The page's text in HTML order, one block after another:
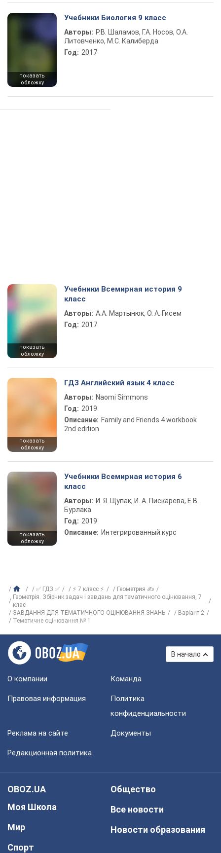
показать
обложку
Учебники Биология 9 класс
Авторы: Р.В. Шаламов, Г.А. Носов, О.А.
Литовченко, М.С. Калиберда
Год: 2017
показать
обложку
Учебники Всемирная история 9
класс
Авторы: А.А. Мартынюк, О. А. Гисем
Год: 2017
показать
обложку
ГДЗ Английский язык 4 класс
Авторы: Naomi Simmons
Год: 2019
Описание: Family and Friends 4 workbook
2nd edition
показать
обложку
Учебники Всемирная история 6
класс
Авторы: И. Я. Щупак, И. А. Пискарева, Е.В.
Бурлака
Год: 2019
Описание: Интегрированный курс
✅ ГДЗ ✅ ⚡ 7 класс ⚡
Геометрия ✍
Геометрія. Збірник задач і завдань для тематичного оцінювання, 7
клас
ЗАВДАННЯ ДЛЯ ТЕМАТИЧНОГО ОЦІНЮВАННЯ ЗНАНЬ
Варіант 2
Тематичне оцінювання № 1
В начало
О компании Команда
Правовая информация
Политика
конфиденциальности
Реклама на сайте Документы
Редакционная политика
OBOZ.UA
Моя Школа
Мир
Спорт
Общество
Все новости
Новости образования